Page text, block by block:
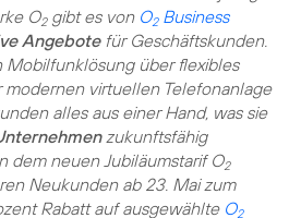
O2gibt es von O2Business
Angebotefür Geschäftskunden.
Mobilfunklösung über flexibles
modernen virtuellen Telefonanlage
alles aus einer Hand, was sie
zukunftsfähig
dem neuen Jubiläumstarif O2
Neukunden ab 23. Mai zum
Rabatt auf ausgewählte O2